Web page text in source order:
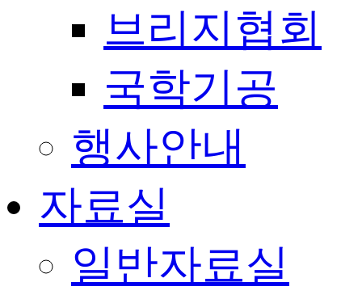
브리지협회
국학기공
행사안내
자료실
일반자료실